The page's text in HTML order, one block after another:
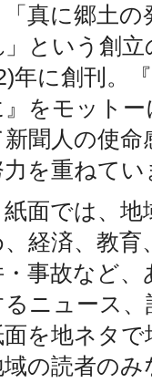
真に郷土の
」という創
年に創刊。
』をモット
新聞人の使命
力を重ねてい
面では、地
、経済、教育
・事故など
るニュース
面を地ネタ
域の読者の